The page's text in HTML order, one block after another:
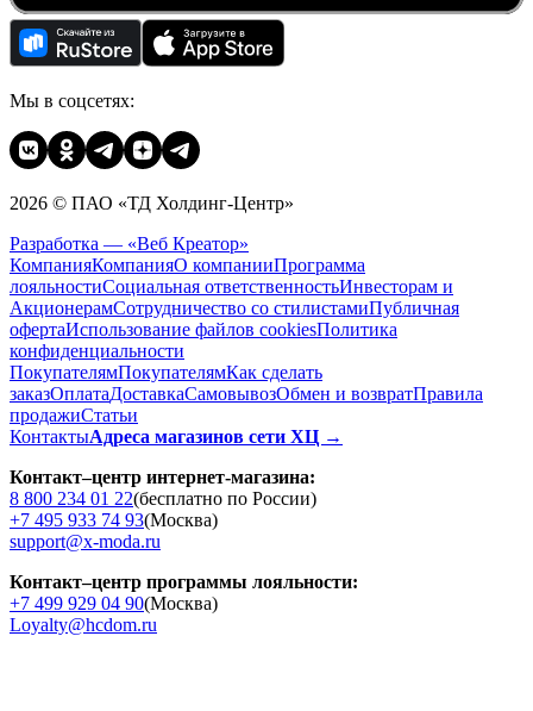
Мы в соцсетях:
2026 © ПАО «ТД Холдинг-Центр»
Разработка — «Веб Креатор»
КомпанияКомпанияО компанииПрограмма
лояльностиСоциальная ответственностьИнвесторам и
АкционерамСотрудничество со стилистамиПубличная
офертаИспользование файлов cookiesПолитика
конфиденциальности
ПокупателямПокупателямКак сделать
заказОплатаДоставкаCамовывозОбмен и возвратПравила
продажиСтатьи
КонтактыАдреса магазинов сети ХЦ →
Контакт–центр интернет-магазина:
8 800 234 01 22(бесплатно по России)
+7 495 933 74 93(Москва)
support@x-moda.ru
Контакт–центр программы лояльности:
+7 499 929 04 90(Москва)
Loyalty@hcdom.ru